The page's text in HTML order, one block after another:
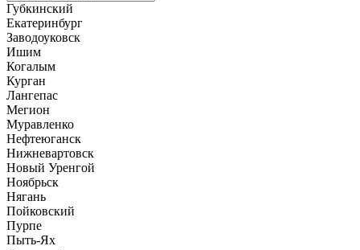
Губкинский
Екатеринбург
Заводоуковск
Ишим
Когалым
Курган
Лангепас
Мегион
Муравленко
Нефтеюганск
Нижневартовск
Новый Уренгой
Ноябрьск
Нягань
Пойковский
Пурпе
Пыть-Ях